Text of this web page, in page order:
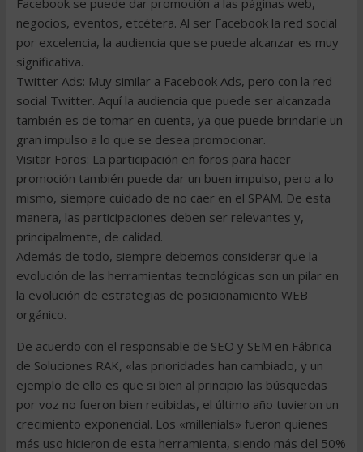
Facebook se puede dar promoción a las páginas web,
negocios, eventos, etcétera. Al ser Facebook la red social
por excelencia, la audiencia que se puede alcanzar es muy
significativa.
Twitter Ads: Muy similar a Facebook Ads, pero con la red
social Twitter. Aquí la audiencia que puede ser alcanzada
también es de tomar en cuenta, ya que puede brindarle un
gran impulso a lo que se desea promocionar.
Visitar Foros: La participación en foros para hacer
promoción también puede dar un buen impulso, pero a lo
mismo, siempre cuidado de no caer en el SPAM. De esta
manera, las participaciones deben ser relevantes y,
principalmente, de calidad.
Además de todo, siempre debemos considerar que la
evolución de las herramientas tecnológicas son un pilar en
la evolución de estrategias de posicionamiento WEB
orgánico.
De acuerdo con el responsable de SEO y SEM en Fábrica
de Soluciones RAK, «las prioridades han cambiado, y un
ejemplo de ello es que si bien al principio las búsquedas
por voz no fueron bien recibidas, el último año tuvieron un
crecimiento exponencial. Los «millenials» fueron quienes
más uso hicieron de esta herramienta, siendo más del 50%